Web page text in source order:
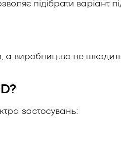
підібрати варіант
а виробництво не
застосувань: